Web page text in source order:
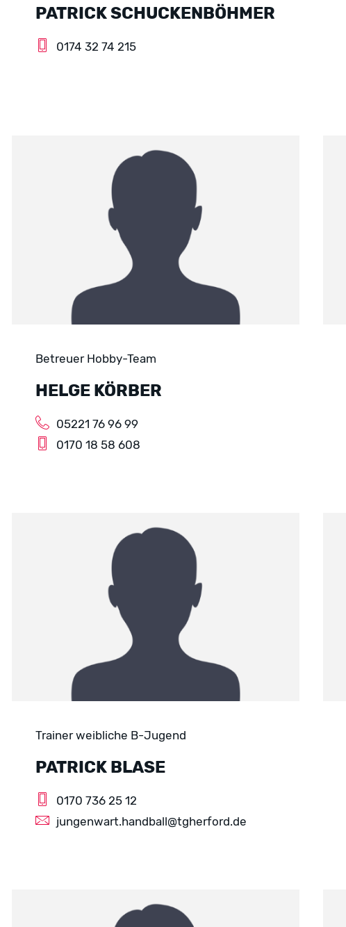
PATRICK SCHUCKENBÖHMER
0174 32 74 215
Betreuer Hobby-Team
HELGE KÖRBER
05221 76 96 99
0170 18 58 608
Trainer weibliche B-Jugend
PATRICK BLASE
0170 736 25 12
jungenwart.handball@tgherford.de